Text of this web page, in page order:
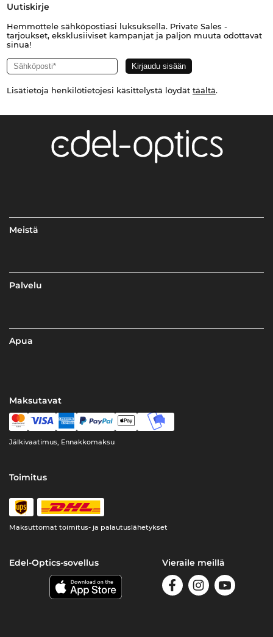
Uutiskirje
Hemmottele sähköpostiasi luksuksella. Private Sales -
tarjoukset, eksklusiiviset kampanjat ja paljon muuta odottavat
sinua!
Lisätietoja henkilötietojesi käsittelystä löydät täältä.
Meistä
Palvelu
Apua
Maksutavat
Jälkivaatimus, Ennakkomaksu
Toimitus
Maksuttomat toimitus- ja palautuslähetykset
Edel-Optics-sovellus Vieraile meillä